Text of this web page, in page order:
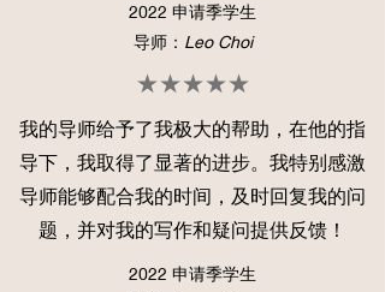
2022 申请季学生
导师： Leo Choi
★★★★★
我的导师给予了我极大的帮助，在他的指
导下，我取得了显著的进步。我特别感激
导师能够配合我的时间，及时回复我的问
题，并对我的写作和疑问提供反馈！
2022 申请季学生